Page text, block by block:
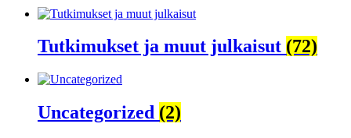
Tutkimukset ja muut julkaisut (72)
Uncategorized (2)